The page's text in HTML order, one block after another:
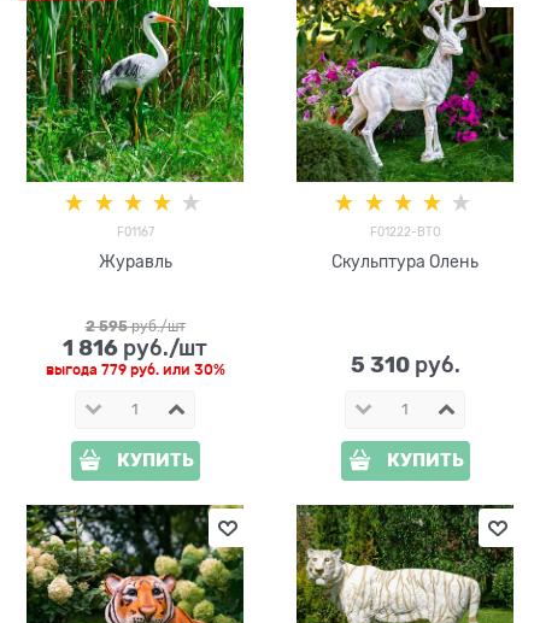
F01167
Журавль
2 595 руб./шт
1 816 руб./шт
выгода 779 руб.или 30%
КУПИТЬ
F01222-BTO
Скульптура Олень
5 310 руб.
КУПИТЬ